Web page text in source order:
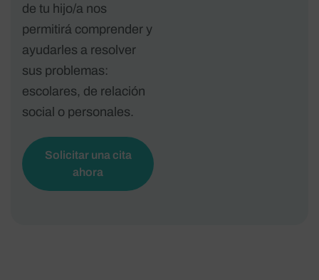
de tu hijo/a nos
permitirá comprender y
ayudarles a resolver
sus problemas:
escolares, de relación
social o personales.
Solicitar una cita
ahora